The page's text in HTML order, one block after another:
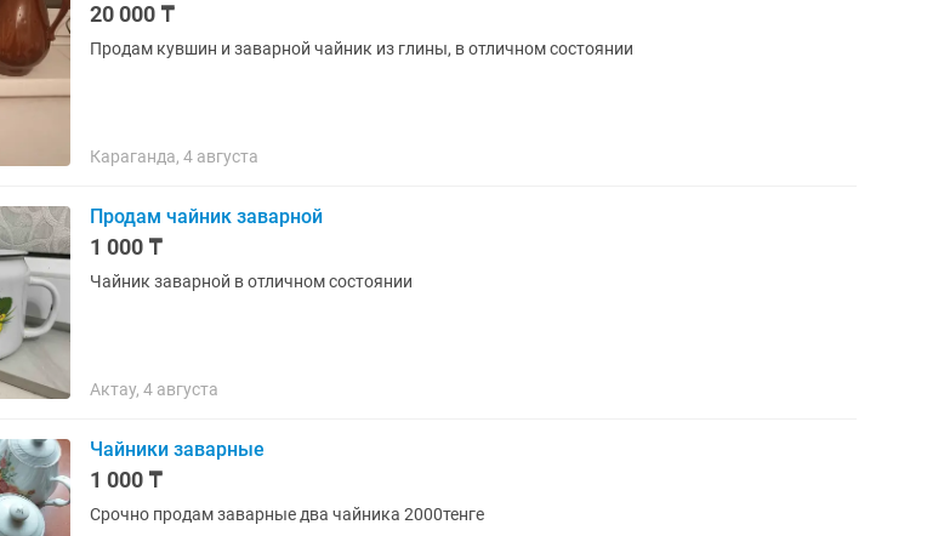
20 000 ₸
Продам кувшин и заварной чайник из глины, в отличном состоянии
Караганда, 4 августа
Продам чайник заварной
1 000 ₸
Чайник заварной в отличном состоянии
Актау, 4 августа
Чайники заварные
1 000 ₸
Срочно продам заварные два чайника 2000тенге